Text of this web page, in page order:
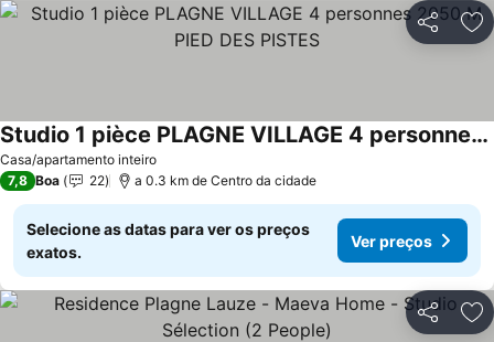
Partilhar
Casa/apartamento inteiro
Studio 1 pièce PLAGNE VILLAGE 4 personnes 2050 M PIED DES PISTES
7,8 Boa 22 a 0.3 km de Centro da cidade
Selecione as datas para ver os preços
exatos.
Ver preços
Partilhar